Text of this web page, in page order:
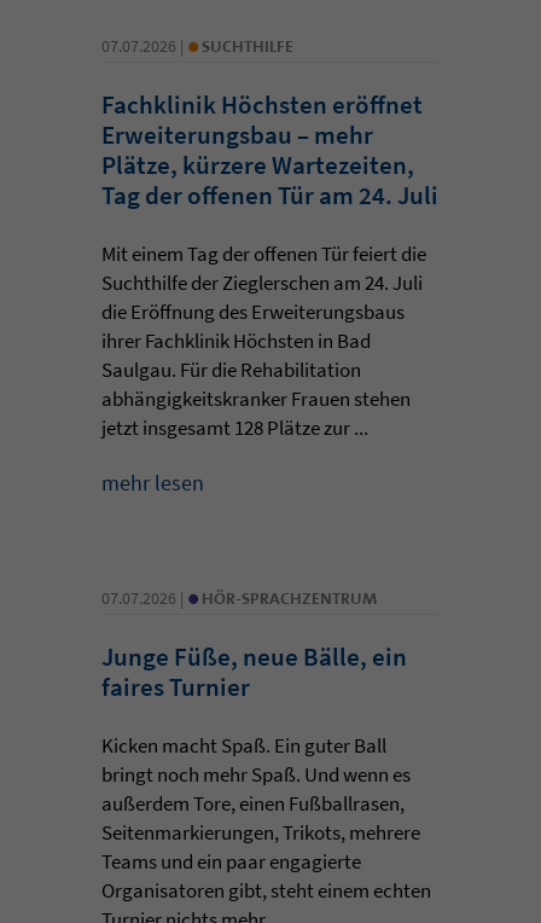
07.07.2026 | • SUCHTHILFE
Fachklinik Höchsten eröffnet
Erweiterungsbau – mehr
Plätze, kürzere Wartezeiten,
Tag der offenen Tür am 24. Juli
Mit einem Tag der offenen Tür feiert die
Suchthilfe der Zieglerschen am 24. Juli
die Eröffnung des Erweiterungsbaus
ihrer Fachklinik Höchsten in Bad
Saulgau. Für die Rehabilitation
abhängigkeitskranker Frauen stehen
jetzt insgesamt 128 Plätze zur ...
mehr lesen
07.07.2026 | • HÖR-SPRACHZENTRUM
Junge Füße, neue Bälle, ein
faires Turnier
Kicken macht Spaß. Ein guter Ball
bringt noch mehr Spaß. Und wenn es
außerdem Tore, einen Fußballrasen,
Seitenmarkierungen, Trikots, mehrere
Teams und ein paar engagierte
Organisatoren gibt, steht einem echten